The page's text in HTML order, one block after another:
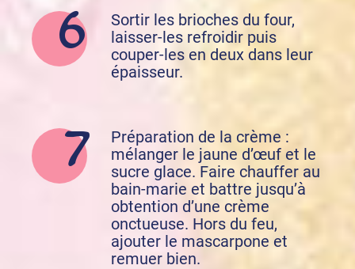
Sortir les brioches du four,
laisser-les refroidir puis
couper-les en deux dans leur
épaisseur.
Préparation de la crème :
mélanger le jaune d’œuf et le
sucre glace. Faire chauffer au
bain-marie et battre jusqu’à
obtention d’une crème
onctueuse. Hors du feu,
ajouter le mascarpone et
remuer bien.